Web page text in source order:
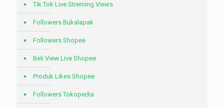
Tik Tok Live Streming Views
Followers Bukalapak
Followers Shopee
Beli View Live Shopee
Produk Likes Shopee
Followers Tokopedia